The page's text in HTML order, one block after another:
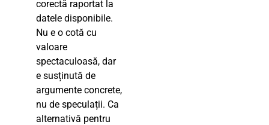
corectă raportat la
datele disponibile.
Nu e o cotă cu
valoare
spectaculoasă, dar
e susținută de
argumente concrete,
nu de speculații. Ca
alternativă pentru